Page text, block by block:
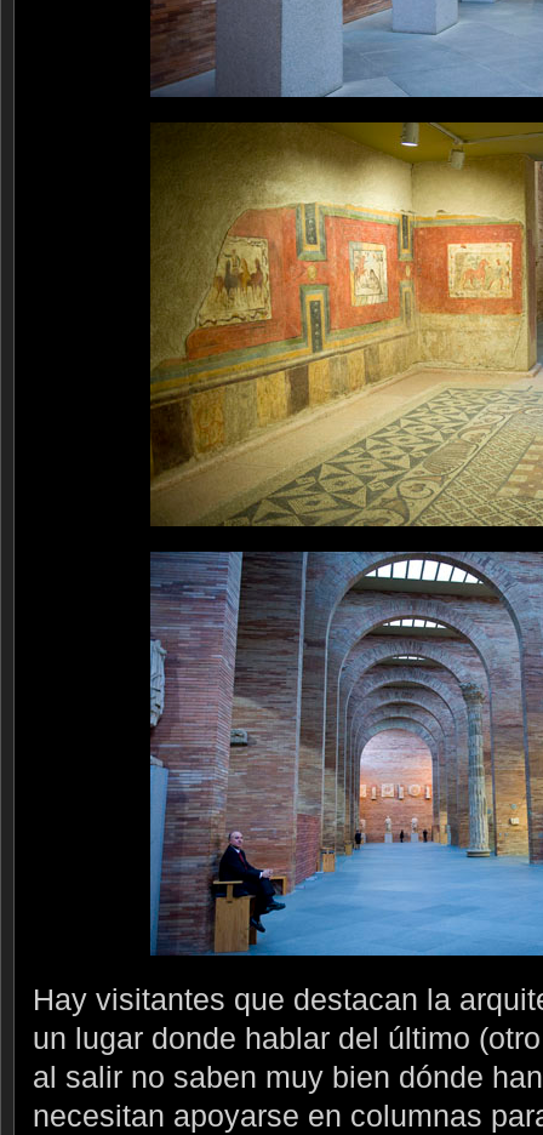
Hay visitantes que destacan la
un lugar donde hablar del último
al salir no saben muy bien dónde
necesitan apoyarse en columnas